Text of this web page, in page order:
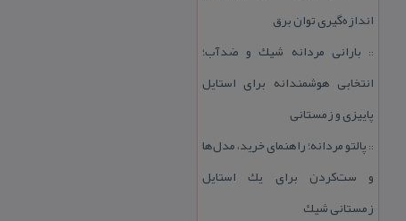
اندازه‌گیری توان برق
:: بارانی مردانه شیك و ضدآب؛
انتخابی هوشمندانه برای استایل
پاییزی و زمستانی
:: پالتو مردانه؛ راهنمای خرید، مدل‌ها
و ست‌كردن برای یك استایل
زمستانی شیك